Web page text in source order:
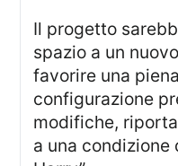
Il progetto sarebbe concepito per fare
spazio a un
favorire una
configurazione
modifiche,
a una condizione